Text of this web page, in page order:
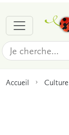
Accueil Culture